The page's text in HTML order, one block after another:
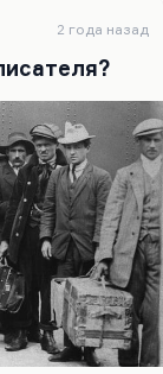
в этом
ситуация
он пишет
линия?
чисто
от…
2 года назад